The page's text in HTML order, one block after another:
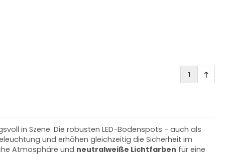
1
in Szene. Die robusten LED-Bodenspots - auch als
und erhöhen gleichzeitig die Sicherheit im
Atmosphäre und neutralweiße Lichtfarben für eine